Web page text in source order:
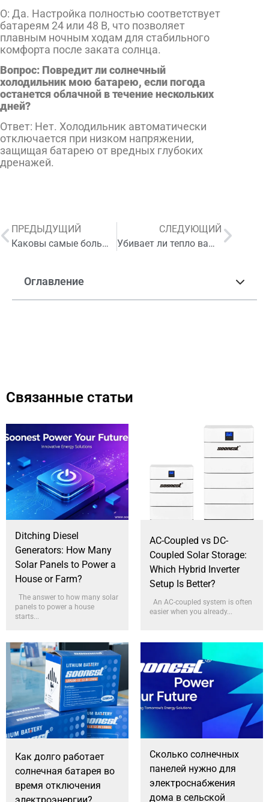
О: Да. Настройка полностью соответствует
батареям 24 или 48 В, что позволяет
плавным ночным ходам для стабильного
комфорта после заката солнца.
Вопрос: Повредит ли солнечный
холодильник мою батарею, если погода
останется облачной в течение нескольких
дней?
Ответ: Нет. Холодильник автоматически
отключается при низком напряжении,
защищая батарею от вредных глубоких
дренажей.
ПРЕДЫДУЩИЙ
Каковы самые большие прорывы в технологии LiFePO4 для коммерческого и жилого хранения в 2026 году?
СЛЕДУЮЩИЙ
Убивает ли тепло ваше домашнее хранение энергии? Почему батареи LiFePO4 являются окончательным решением
Оглавление
Связанные статьи
Ditching Diesel
Generators: How Many
Solar Panels to Power a
House or Farm?
The answer to how many solar
panels to power a house
starts...
AC-Coupled vs DC-
Coupled Solar Storage:
Which Hybrid Inverter
Setup Is Better?
An AC-coupled system is often
easier when you already...
Как долго работает
солнечная батарея во
время отключения
Сколько солнечных
панелей нужно для
электроснабжения
дома в сельской